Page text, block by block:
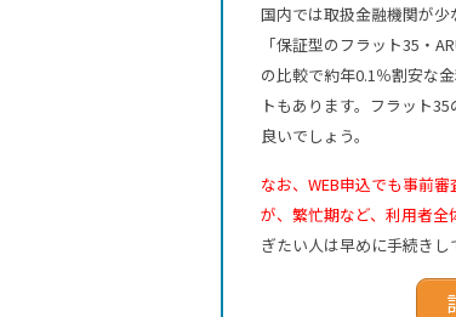
国内では取扱金融機関が
「保証型のフラット35・
の比較で約年0.1％割安な
トもあります。フラット
良いでしょう。
なお、WEB申込でも事前
が、繁忙期など、利用者
ぎたい人は早めに手続きし